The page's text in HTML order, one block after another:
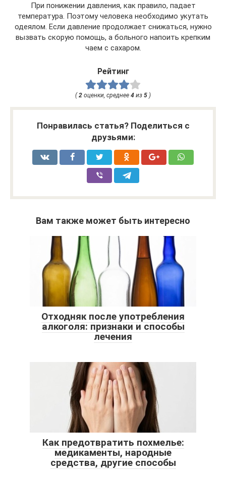
При понижении давления, как правило, падает
температура. Поэтому человека необходимо укутать
одеялом. Если давление продолжает снижаться, нужно
вызвать скорую помощь, а больного напоить крепким
чаем с сахаром.
Рейтинг
(2 оценки, среднее 4 из 5 )
Понравилась статья? Поделиться с
друзьями:
Вам также может быть интересно
Отходняк после употребления
алкоголя: признаки и способы
лечения
Как предотвратить похмелье:
медикаменты, народные
средства, другие способы